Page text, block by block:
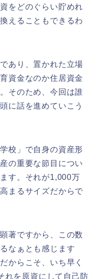
をどのぐらい貯めれ
えることもできるわ
あり、置かれた立場
資金なのか住居資金
そのため、今回は誰
に話を進めていこう
校」で自身の資産形
の重要な節目につい
す。それが1,000万
まるサイズだからで
著ですから、この数
なぁとも感じます
からこそ、いち早く
れを原資にして自己防